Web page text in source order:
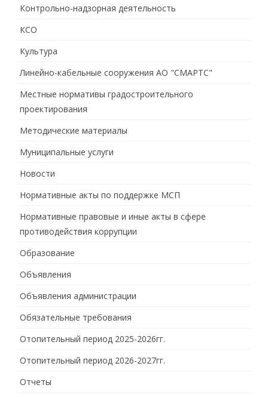
Контрольно-надзорная деятельность
КСО
Культура
Линейно-кабельные сооружения АО "СМАРТС"
Местные нормативы градостроительного
проектирования
Методические материалы
Муниципальные услуги
Новости
Нормативные акты по поддержке МСП
Нормативные правовые и иные акты в сфере
противодействия коррупции
Образование
Объявления
Объявления администрации
Обязательные требования
Отопительный период 2025-2026гг.
Отопительный период 2026-2027гг.
Отчеты